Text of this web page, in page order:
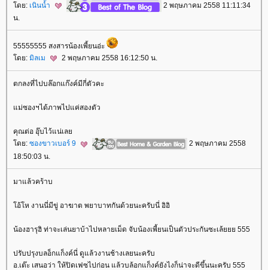
ดย: เนินน้ำ
2 พฤษภาคม 2558 11:11:34
น.
55555555 สงสารน้องเพี้ยนอ่ะ
ดย: มิลเม 2 พฤษภาคม 2558 16:12:50 น.
ตกลงที่ไปบล๊อกแก๊งค์มีกี่ตัวคะ
ม่ซองฯได้ภาพไปแค่สองตัว
คุณต่อ อุ๊บไว้แน่เล
ดย: ซองขาวเบอร์ 9
2 พฤษภาคม 2558
18:50:03 น.
มาแล้วคร้าบ
อ้โห งานนี่มีขู่ อาฆาต พยาบาทกันด้วยนะครับนี่ อิอิ
น้องฮารุฮิ ท่าจะเล่นยาบ้าไปหลายเม็ด จับน้องเพี้ยนเป็นตัวประกันซะเล้ยยย 555
ปรับปรุงบลอ็กแก็งค์นี่ ดูแล้วงานช้างเลยนะครับ
อ.เต๊ะ เสนอว่า ให้ปิดเฟซไปก่อน แล้วบล้อกแก็งค์ยังไงก็น่าจะดีขึ้นนะครับ 555